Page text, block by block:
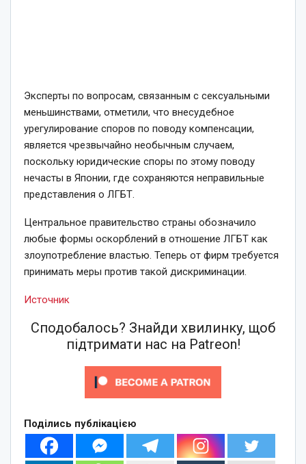
Эксперты по вопросам, связанным с сексуальными
меньшинствами, отметили, что внесудебное
урегулирование споров по поводу компенсации,
является чрезвычайно необычным случаем,
поскольку юридические споры по этому поводу
нечасты в Японии, где сохраняются неправильные
представления о ЛГБТ.
Центральное правительство страны обозначило
любые формы оскорблений в отношение ЛГБТ как
злоупотребление властью. Теперь от фирм требуется
принимать меры против такой дискриминации.
Источник
Сподобалось? Знайди хвилинку, щоб
підтримати нас на Patreon!
Поділись публікацією